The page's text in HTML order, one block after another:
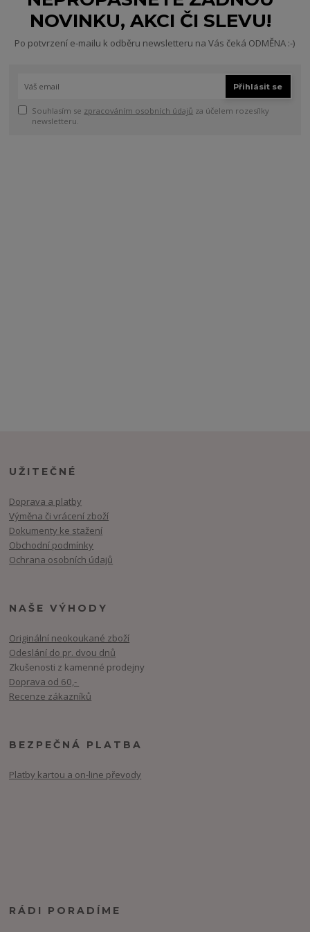
NOVINKU, AKCI ČI SLEVU!
Po potvrzení e-mailu k odběru newsletteru na Vás čeká ODMĚNA :-)
Přihlásit se
Souhlasím se zpracováním osobních údajů za účelem rozesílky
newsletteru.
UŽITEČNÉ
Doprava a platby
Výměna či vrácení zboží
Dokumenty ke stažení
Obchodní podmínky
Ochrana osobních údajů
NAŠE VÝHODY
Originální neokoukané zboží
Odeslání do pr. dvou dnů
Zkušenosti z kamenné prodejny
Doprava od 60,-
Recenze zákazníků
BEZPEČNÁ PLATBA
Platby kartou a on-line převody
RÁDI PORADÍME